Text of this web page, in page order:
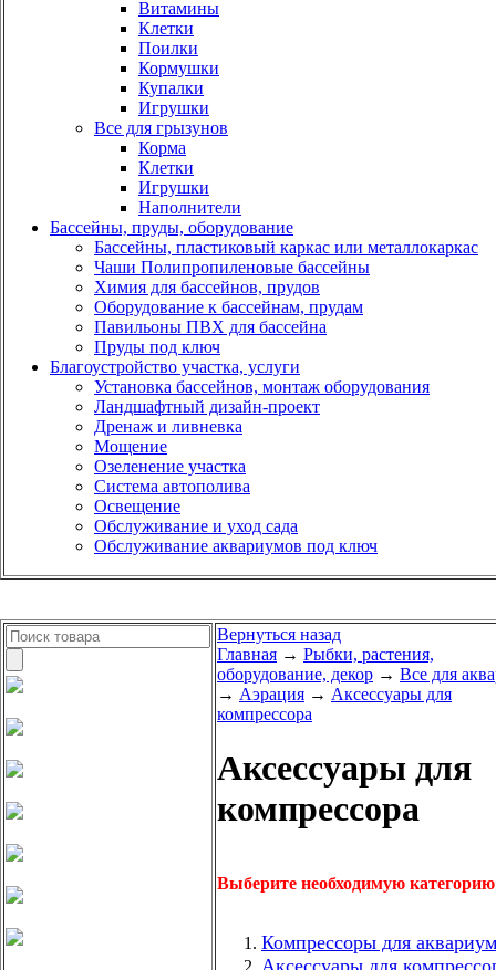
Витамины
Клетки
Поилки
Кормушки
Купалки
Игрушки
Все для грызунов
Корма
Клетки
Игрушки
Наполнители
Бассейны, пруды, оборудование
Бассейны, пластиковый каркас или металлокаркас
Чаши Полипропиленовые бассейны
Химия для бассейнов, прудов
Оборудование к бассейнам, прудам
Павильоны ПВХ для бассейна
Пруды под ключ
Благоустройство участка, услуги
Установка бассейнов, монтаж оборудования
Ландшафтный дизайн-проект
Дренаж и ливневка
Мощение
Озеленение участка
Система автополива
Освещение
Обслуживание и уход сада
Обслуживание аквариумов под ключ
Вернуться назад
Главная → Рыбки, растения,
оборудование, декор → Все для
→ Аэрация → Аксессуары для
компрессора
Аксессуары для
компрессора
Выберите необходимую
Компрессоры для
Аксессуары для